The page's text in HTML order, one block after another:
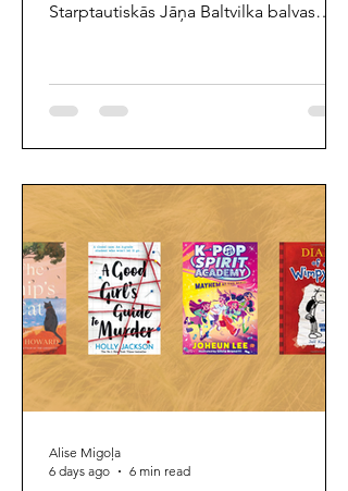
Starptautiskās Jāņa Baltvilka balvas
divdesmit otro reizi, atzīmējot izcilā
dabas dzejnieka un rakstnieka Jāņa
nozīmīgiem sasniegumiem bērnu un
jauniešu literatūrā, tulkošanā un
grāmatu mākslā. "Literatūras ceļvedim"
bija gods pi
Alise Migoļa
6 days ago
6 min read